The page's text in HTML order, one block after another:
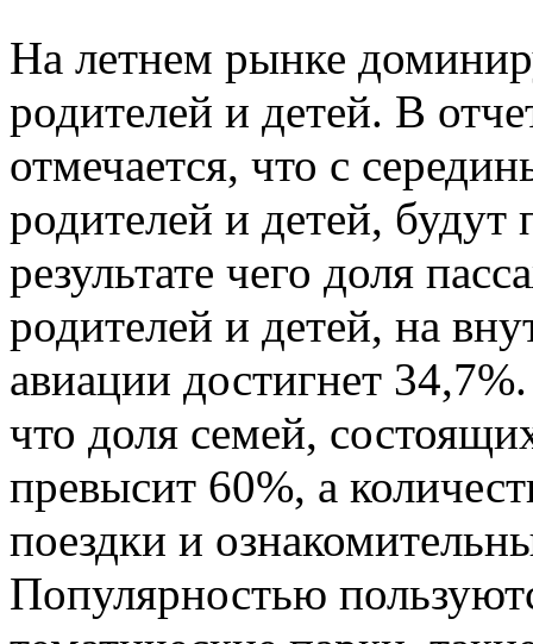
На летнем рынке
родителей и детей. В
отмечается, что с
родителей и детей, будут
результате чего доля
родителей и детей, на
авиации достигнет
что доля семей,
превысит 60%, а
поездки и
Популярностью